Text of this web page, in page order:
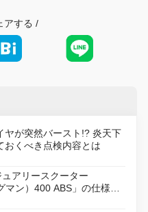
アする /
ヤが突然バースト!? 炎天下
おくべき点検内容とは
アリースクーター
マン）400 ABS」の仕様を